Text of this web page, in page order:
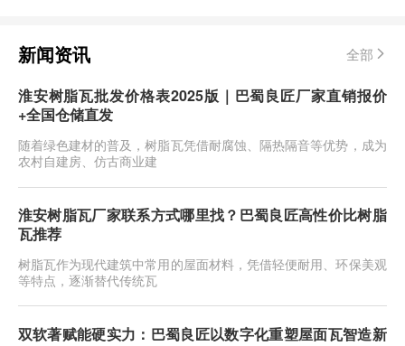
新闻资讯 全部
淮安树脂瓦批发价格表2025版｜巴蜀良匠厂家直销报价
+全国仓储直发
随着绿色建材的普及，树脂瓦凭借耐腐蚀、隔热隔音等优势，成为
农村自建房、仿古商业建
淮安树脂瓦厂家联系方式哪里找？巴蜀良匠高性价比树脂
瓦推荐
树脂瓦作为现代建筑中常用的屋面材料，凭借轻便耐用、环保美观
等特点，逐渐替代传统瓦
双软著赋能硬实力：巴蜀良匠以数字化重塑屋面瓦智造新